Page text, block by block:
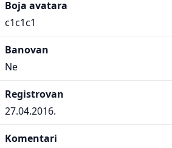
Boja avatara
c1c1c1
Banovan
Ne
Registrovan
27.04.2016.
Komentari